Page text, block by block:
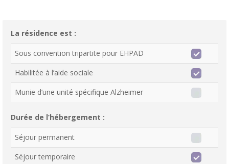
La résidence est :
Sous convention tripartite pour EHPAD
Habilitée à l’aide sociale
Munie d’une unité spécifique Alzheimer
Durée de l’hébergement :
Séjour permanent
Séjour temporaire